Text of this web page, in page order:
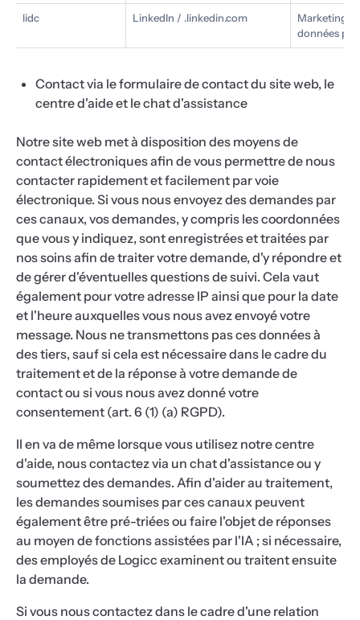
lidc LinkedIn / .linkedin.com
Marketing/
données
Contact via le formulaire de contact du site web, le
centre d'aide et le chat d'assistance
Notre site web met à disposition des moyens de
contact électroniques afin de vous permettre de nous
contacter rapidement et facilement par voie
électronique. Si vous nous envoyez des demandes par
ces canaux, vos demandes, y compris les coordonnées
que vous y indiquez, sont enregistrées et traitées par
nos soins afin de traiter votre demande, d'y répondre et
de gérer d'éventuelles questions de suivi. Cela vaut
également pour votre adresse IP ainsi que pour la date
et l'heure auxquelles vous nous avez envoyé votre
message. Nous ne transmettons pas ces données à
des tiers, sauf si cela est nécessaire dans le cadre du
traitement et de la réponse à votre demande de
contact ou si vous nous avez donné votre
consentement (art. 6 (1) (a) RGPD).
Il en va de même lorsque vous utilisez notre centre
d'aide, nous contactez via un chat d'assistance ou y
soumettez des demandes. Afin d'aider au traitement,
les demandes soumises par ces canaux peuvent
également être pré-triées ou faire l'objet de réponses
au moyen de fonctions assistées par l'IA ; si nécessaire,
des employés de Logicc examinent ou traitent ensuite
la demande.
Si vous nous contactez dans le cadre d'une relation